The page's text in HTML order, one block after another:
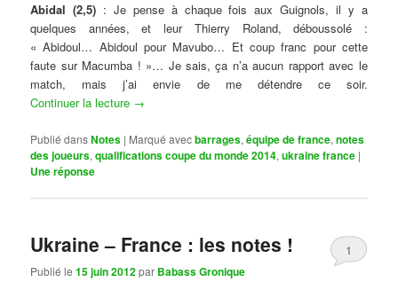
Abidal (2,5): Je pense à chaque fois aux Guignols, il y a
quelques années, et leur Thierry Roland, déboussolé :
« Abidoul… Abidoul pour Mavubo… Et coup franc pour cette
faute sur Macumba ! »… Je sais, ça n’a aucun rapport avec le
match, mais j’ai envie de me détendre ce soir.
Continuer la lecture →
Publié dansNotes | Marqué avecbarrages,équipe de france,notes
des joueurs,qualifications coupe du monde 2014,ukraine france |
Uneréponse
Ukraine – France : les notes !
Publié le15 juin 2012par Babass Gronique
1